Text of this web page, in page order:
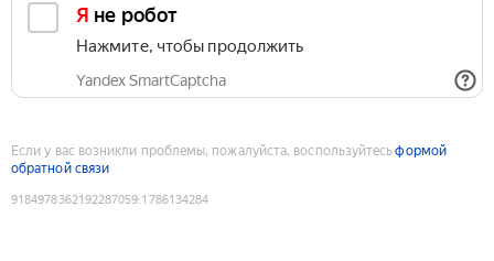
Я не робот
Нажмите, чтобы продолжить
Yandex SmartCaptcha
Если у вас возникли проблемы, пожалуйста, воспользуйтесьформой
обратной связи
9184978362192287059:1786134284